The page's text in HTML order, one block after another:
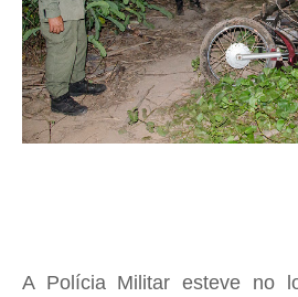
A Polícia Militar esteve no